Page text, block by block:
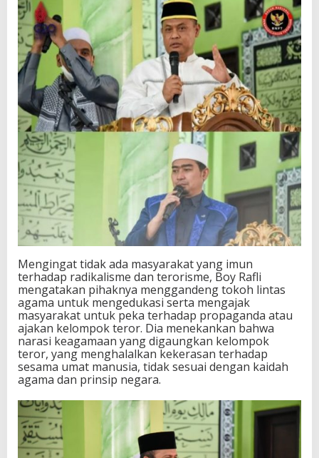
Mengingat tidak ada masyarakat yang imun
terhadap radikalisme dan terorisme, Boy Rafli
mengatakan pihaknya menggandeng tokoh lintas
agama untuk mengedukasi serta mengajak
masyarakat untuk peka terhadap propaganda atau
ajakan kelompok teror. Dia menekankan bahwa
narasi keagamaan yang digaungkan kelompok
teror, yang menghalalkan kekerasan terhadap
sesama umat manusia, tidak sesuai dengan kaidah
agama dan prinsip negara.